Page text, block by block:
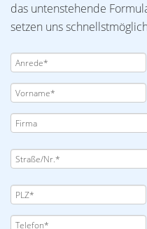
das untenstehende
setzen uns